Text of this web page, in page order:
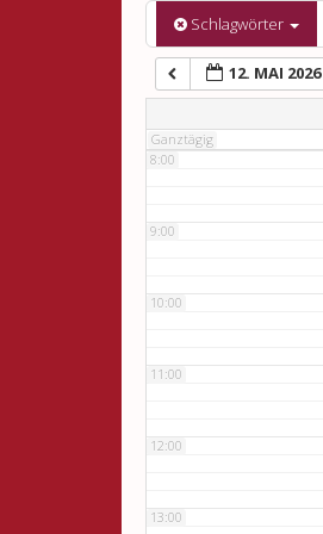
Schlagwörter
12. MAI 2026
Ganztägig
6:00
7:00
8:00
9:00
10:00
11:00
12:00
13:00